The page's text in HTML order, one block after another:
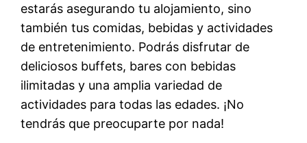
estarás asegurando tu alojamiento, sino
también tus comidas, bebidas y actividades
de entretenimiento. Podrás disfrutar de
deliciosos buffets, bares con bebidas
ilimitadas y una amplia variedad de
actividades para todas las edades. ¡No
tendrás que preocuparte por nada!